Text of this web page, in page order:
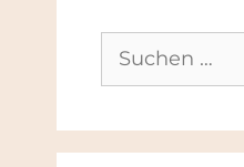
Suchen
nach: